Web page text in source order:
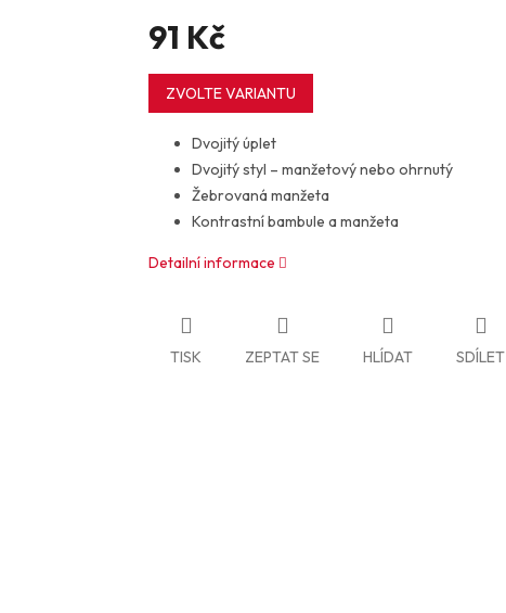
91 Kč
Měrná
cena:
ZVOLTE VARIANTU
Dvojitý úplet
Dvojitý styl – manžetový nebo ohrnutý
Žebrovaná manžeta
Kontrastní bambule a manžeta
Detailní informace
TISK ZEPTAT SE HLÍDAT SDÍLET